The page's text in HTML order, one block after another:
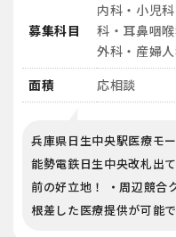
募集科目
内科・小児
科・耳鼻咽
外科・産婦
面積
応相談
兵庫県日生中央駅医療モ
能勢電鉄日生中央改札出
前の好立地！ ・周辺競合
根差した医療提供が可能